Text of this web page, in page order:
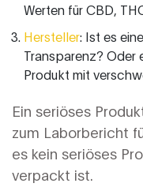
Werten für CBD,
Hersteller: Ist es
Transparenz? Oder
Produkt mit
Ein seriöses
zum Laborbericht
es kein seriöses
verpackt ist.